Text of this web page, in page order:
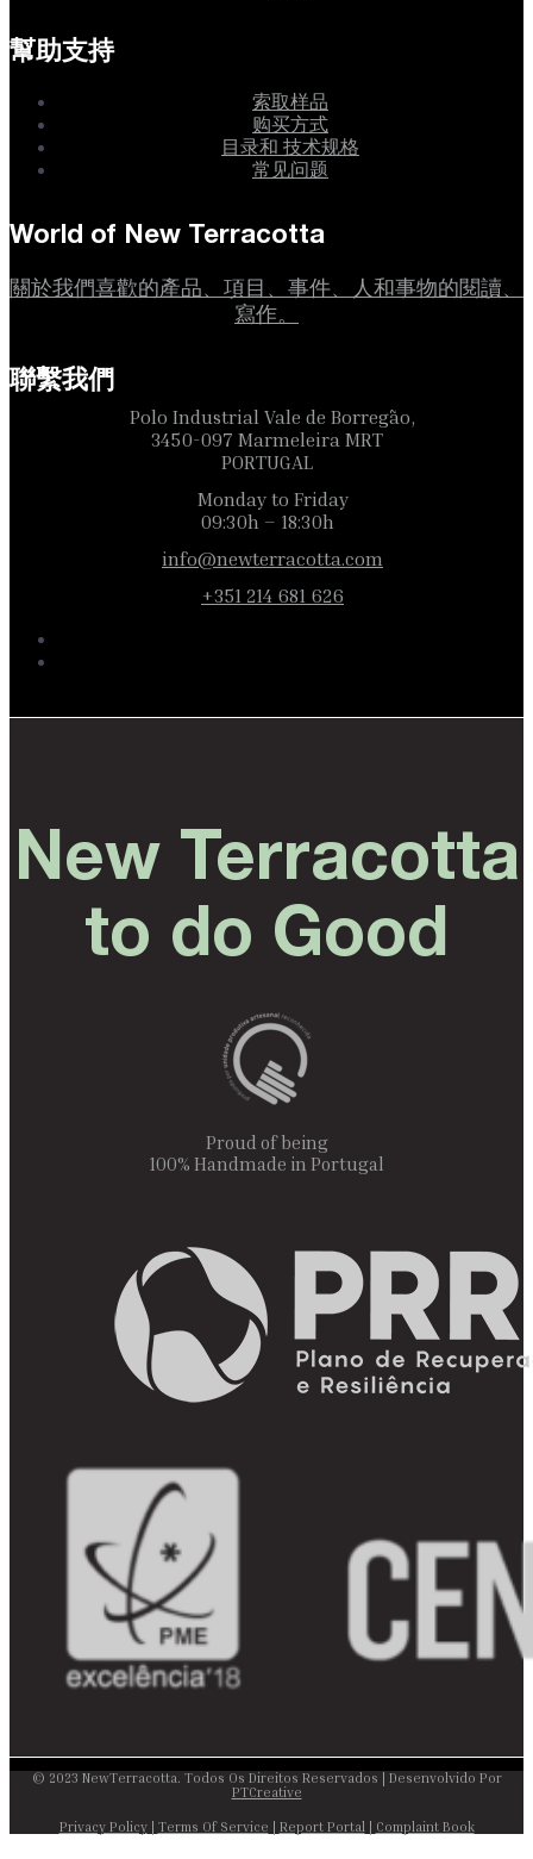
幫助支持
索取样品
购买方式
目录和 技术规格
常见问题
World of New Terracotta
關於我們喜歡的產品、項目、事件、人和事物的閱讀、
寫作。
聯繫我們
Polo Industrial Vale de Borregão,
3450-097 Marmeleira MRT
PORTUGAL
Monday to Friday
09:30h – 18:30h
info@newterracotta.com
+351 214 681 626
New Terracotta
to do Good
Proud of being
100% Handmade in Portugal
© 2023 NewTerracotta. Todos Os Direitos Reservados | Desenvolvido Por
PTCreative
Privacy Policy| Terms Of Service Report Portal Complaint Book